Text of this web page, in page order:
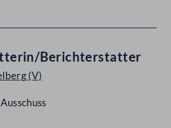
Berichterstatter
(V)